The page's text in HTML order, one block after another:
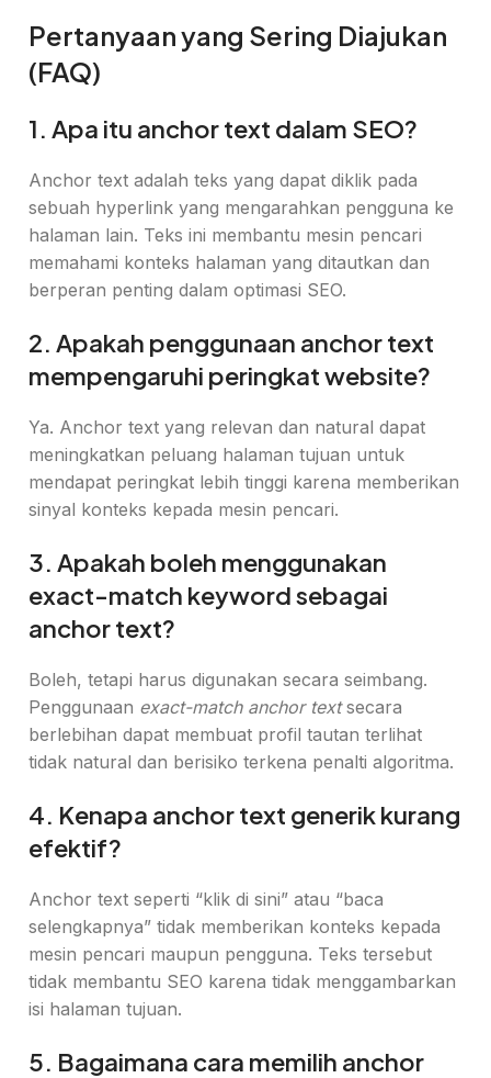
Pertanyaan yang Sering Diajukan
(FAQ)
1. Apa itu anchor text dalam SEO?
Anchor text adalah teks yang dapat diklik pada
sebuah hyperlink yang mengarahkan pengguna ke
halaman lain. Teks ini membantu mesin pencari
memahami konteks halaman yang ditautkan dan
berperan penting dalam optimasi SEO.
2. Apakah penggunaan anchor text
mempengaruhi peringkat website?
Ya. Anchor text yang relevan dan natural dapat
meningkatkan peluang halaman tujuan untuk
mendapat peringkat lebih tinggi karena memberikan
sinyal konteks kepada mesin pencari.
3. Apakah boleh menggunakan
exact-match keyword sebagai
anchor text?
Boleh, tetapi harus digunakan secara seimbang.
Penggunaan exact-match anchor textsecara
berlebihan dapat membuat profil tautan terlihat
tidak natural dan berisiko terkena penalti algoritma.
4. Kenapa anchor text generik kurang
efektif?
Anchor text seperti “klik di sini” atau “baca
selengkapnya” tidak memberikan konteks kepada
mesin pencari maupun pengguna. Teks tersebut
tidak membantu SEO karena tidak menggambarkan
isi halaman tujuan.
5. Bagaimana cara memilih anchor